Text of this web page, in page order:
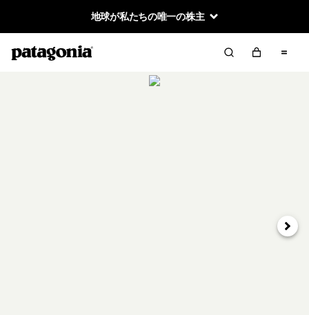
地球が私たちの唯一の株主
次へ